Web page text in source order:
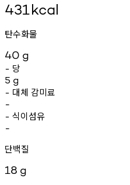
431kcal
탄수화물
40 g
- 당
5 g
- 대체 감미료
-
- 식이섬유
-
단백질
18 g